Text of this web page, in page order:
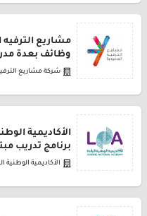
مشاريع
وظائف بعدة
شركة مشاريع
الأكاديمية
برنامج تدريب
الأكاديمية الوطنية